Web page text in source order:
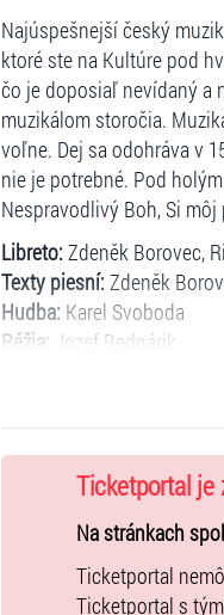
Najúspešnejší český
ktoré ste na Kultúre pod
čo je doposiaľ nevídaný a
muzikálom storočia.
voľne. Dej sa odohráva v
nie je potrebné. Pod
Nespravodlivý Boh, Si môj
Libreto: Zdeněk Borovec,
Texty piesní: Zdeněk
Hudba: Karel Svoboda
Réžia: Jozef Bednárik
Nastudovanie:Divadlo
ÚČINKUJÚ
Ticketportal je
Na stránkach
Ticketportal
Ticketportal s